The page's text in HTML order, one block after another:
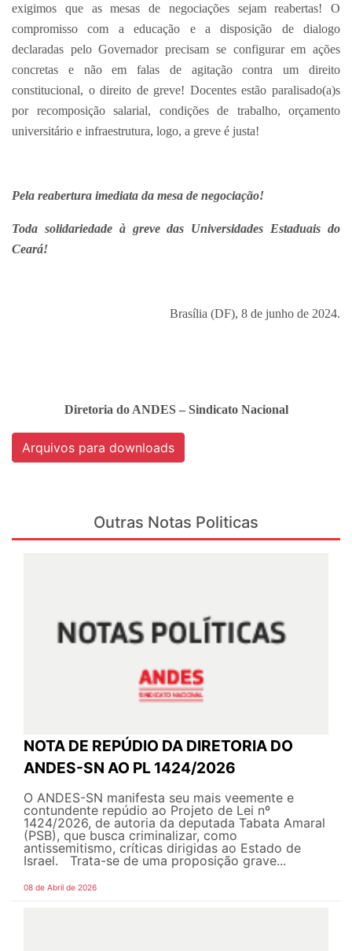
exigimos que as mesas de negociações sejam reabertas! O
compromisso com a educação e a disposição de dialogo
declaradas pelo Governador precisam se configurar em ações
concretas e não em falas de agitação contra um direito
constitucional, o direito de greve! Docentes estão paralisado(a)s
por recomposição salarial, condições de trabalho, orçamento
universitário e infraestrutura, logo, a greve é justa!
Pela reabertura imediata da mesa de negociação!
Toda solidariedade à greve das Universidades Estaduais do
Ceará!
Brasília (DF), 8 de junho de 2024.
Diretoria do ANDES – Sindicato Nacional
Arquivos para downloads
Outras Notas Politicas
NOTA DE REPÚDIO DA DIRETORIA DO
ANDES-SN AO PL 1424/2026
O ANDES-SN manifesta seu mais veemente e
contundente repúdio ao Projeto de Lei nº
1424/2026, de autoria da deputada Tabata Amaral
(PSB), que busca criminalizar, como
antissemitismo, críticas dirigidas ao Estado de
Israel. Trata-se de uma proposição grave...
08 de Abril de 2026